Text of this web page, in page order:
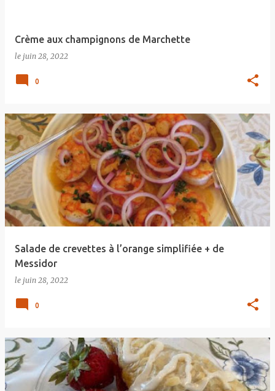
Crème aux champignons de Marchette
le juin 28, 2022
0
Salade de crevettes à l’orange simplifiée + de
Messidor
le juin 28, 2022
0